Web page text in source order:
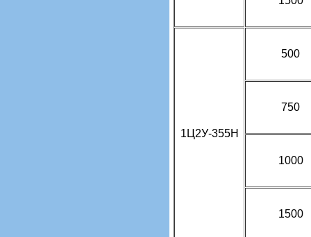
1Ц2У-355Н
500
750
1000
1500